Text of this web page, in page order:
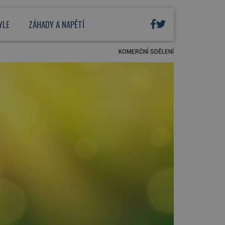
ZÁHADY A NAPĚTÍ
KOMERČNÍ SDĚLENÍ